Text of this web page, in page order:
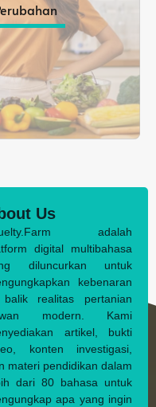
Us
adalah
digital multibahasa
diluncurkan untuk
kebenaran
realitas pertanian
modern. Kami
artikel, bukti
konten investigasi,
materi pendidikan dalam
dari 80 bahasa untuk
apa yang ingin